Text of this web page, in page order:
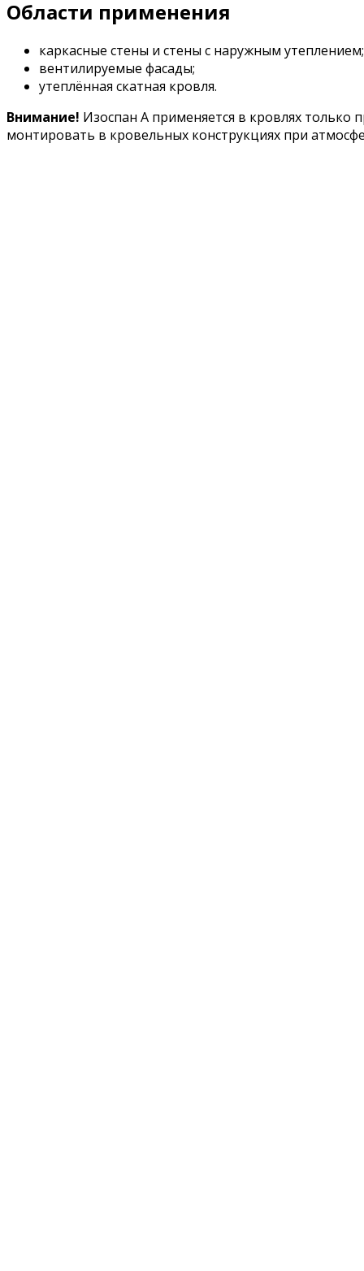
Области применения
каркасные стены и стены с наружным утеплением;
вентилируемые фасады;
утеплённая скатная кровля.
Внимание! Изоспан А применяется в кровлях только
монтировать в кровельных конструкциях при